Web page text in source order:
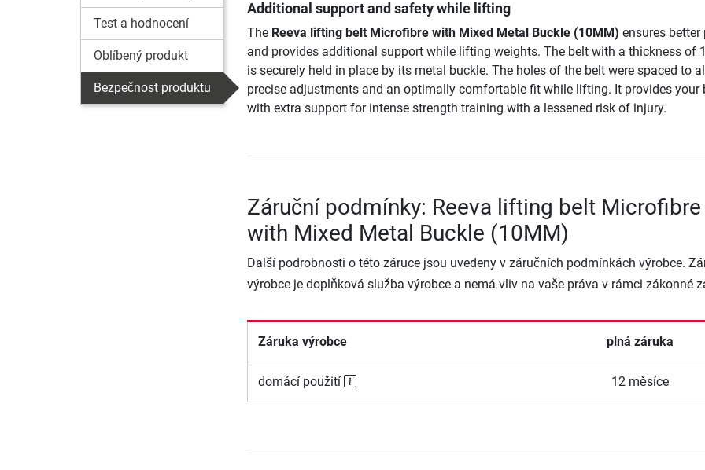
Test a hodnocení
Oblíbený produkt
Bezpečnost produktu
Additional support and safety while lifting
The Reeva lifting belt Microfibre with Mixed Metal Buckle (10MM) ensures better
and provides additional support while lifting weights. The belt with a thickness of
is securely held in place by its metal buckle. The holes of the belt were spaced to
precise adjustments and an optimally comfortable fit while lifting. It provides your
with extra support for intense strength training with a lessened risk of injury.
Záruční podmínky: Reeva lifting belt Microfibre
with Mixed Metal Buckle (10MM)
Další podrobnosti o této záruce jsou uvedeny v záručních podmínkách výrobce.
výrobce je doplňková služba výrobce a nemá vliv na vaše práva v rámci zákonné
Záruka výrobce plná záruka
domácí použití 12 měsíce